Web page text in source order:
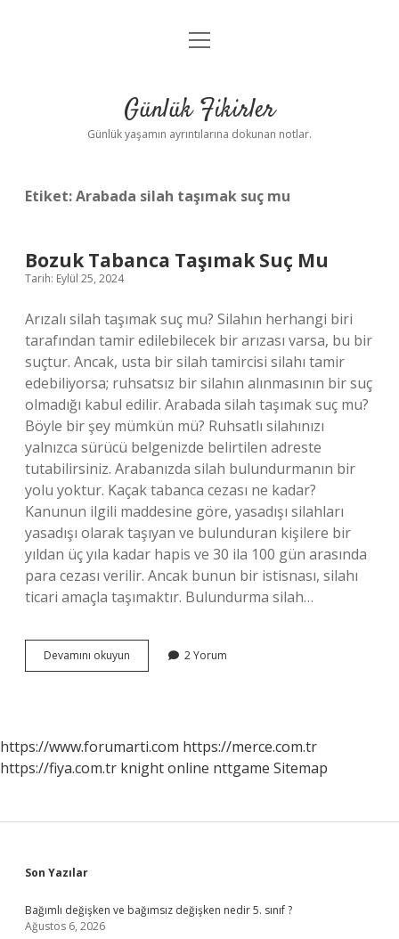
Anasayfa
Yasal Uyarı
menüyü
Günlük Fikirler
Günlük yaşamın ayrıntılarına dokunan notlar.
Etiket:Arabada silah taşımak suç mu
Bozuk Tabanca Taşımak Suç Mu
Tarih: Eylül 25, 2024
Arızalı silah taşımak suç mu? Silahın herhangi biri
tarafından tamir edilebilecek bir arızası varsa, bu bir
suçtur. Ancak, usta bir silah tamircisi silahı tamir
edebiliyorsa; ruhsatsız bir silahın alınmasının bir suç
olmadığı kabul edilir. Arabada silah taşımak suç mu?
Böyle bir şey mümkün mü? Ruhsatlı silahınızı
yalnızca sürücü belgenizde belirtilen adreste
tutabilirsiniz. Arabanızda silah bulundurmanın bir
yolu yoktur. Kaçak tabanca cezası ne kadar?
Kanunun ilgili maddesine göre, yasadışı silahları
yasadışı olarak taşıyan ve bulunduran kişilere bir
yıldan üç yıla kadar hapis ve 30 ila 100 gün arasında
para cezası verilir. Ancak bunun bir istisnası, silahı
ticari amaçla taşımaktır. Bulundurma silah…
Devamını okuyun
Tabanca
2 Yorum
https://www.forumarti.com https://merce.com.tr
https://fiya.com.tr knight online nttgame Sitemap
Sidebar
Son Yazılar
Bağımlı değişken ve bağımsız değişken nedir 5. sınıf ?
Ağustos 6, 2026